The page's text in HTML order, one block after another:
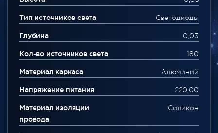
Тип источников света Светодиоды
Глубина 0,03
Кол-во источников света 180
Материал каркаса Алюминий
Напряжение питания 220,00
Материал изоляции
провода
Силикон